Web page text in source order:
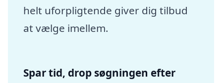
helt uforpligtende giver dig tilbud
at vælge imellem.
Spar tid, drop søgningen efter